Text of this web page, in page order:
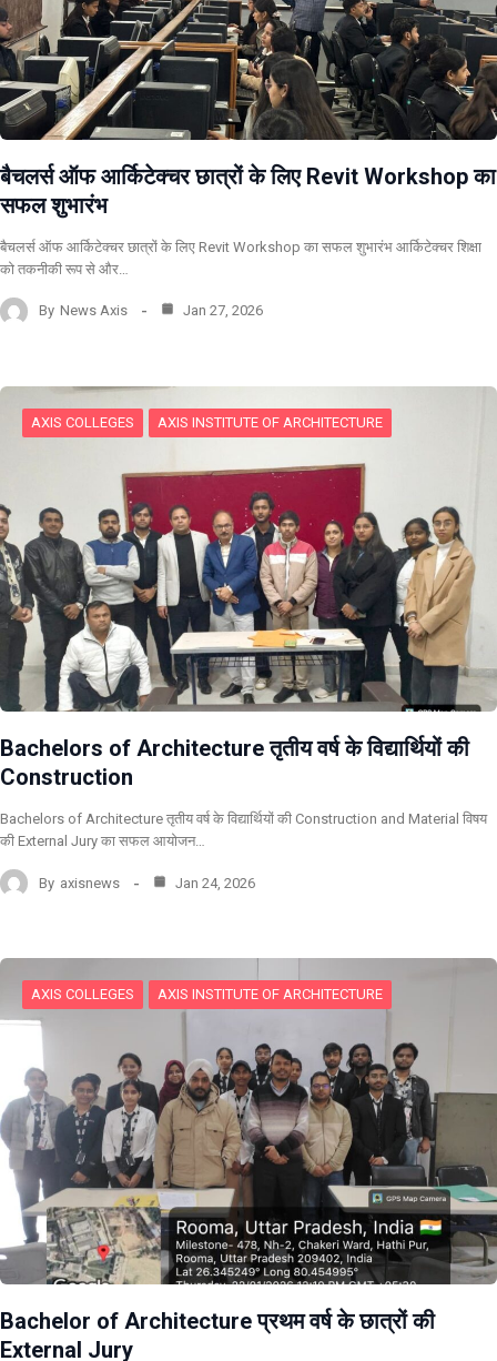
बैचलर्स ऑफ आर्किटेक्चर छात्रों के लिए Revit Workshop का
सफल शुभारंभ
बैचलर्स ऑफ आर्किटेक्चर छात्रों के लिए Revit Workshop का सफल शुभारंभ आर्किटेक्चर शिक्षा
को तकनीकी रूप से और…
By News Axis Jan 27, 2026
AXIS COLLEGES AXIS INSTITUTE OF ARCHITECTURE
Bachelors of Architecture तृतीय वर्ष के विद्यार्थियों की
Construction
Bachelors of Architecture तृतीय वर्ष के विद्यार्थियों की Construction and Material विषय
की External Jury का सफल आयोजन…
By axisnews Jan 24, 2026
AXIS COLLEGES AXIS INSTITUTE OF ARCHITECTURE
Bachelor of Architecture प्रथम वर्ष के छात्रों की
External Jury